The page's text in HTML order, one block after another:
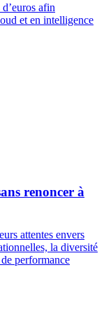
afin
et en intelligence
renoncer à
attentes envers
la diversité
performance